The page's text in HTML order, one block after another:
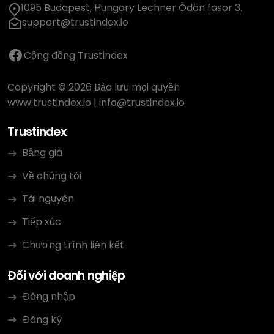
1095 Budapest, Hungary Lechner Ödön fasor 3.
support@trustindex.io
Cộng đồng Trustindex
Copyright © 2026 Bảo lưu mọi quyền
www.trustindex.io | info@trustindex.io
Trustindex
Bảng giá
Về chúng tôi
Tài nguyên
Tiếp xúc
Chương trình liên kết
Đối với doanh nghiệp
Đăng nhập
Đăng ký